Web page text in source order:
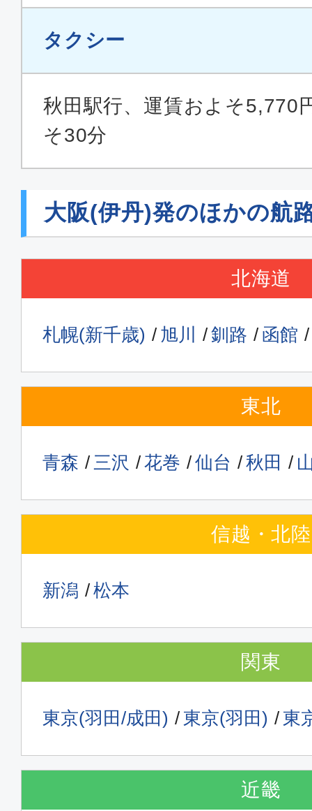
タクシー
秋田駅行、運賃およそ5,770
そ30分
大阪(伊丹)発のほかの航
北海道
札幌(新千歳) 旭川 釧路 函館
東北
青森 三沢 花巻 仙台 秋田
信越・北陸
新潟 松本
関東
東京(羽田/成田) 東京(羽田) 東
近畿